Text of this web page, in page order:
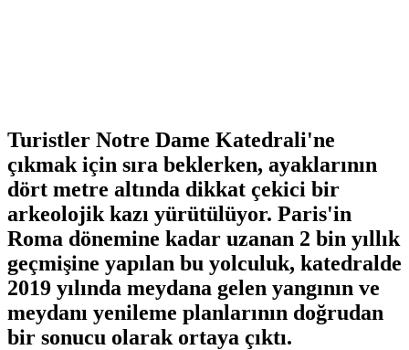
Turistler Notre Dame Katedrali'ne
çıkmak için sıra beklerken, ayaklarının
dört metre altında dikkat çekici bir
arkeolojik kazı yürütülüyor. Paris'in
Roma dönemine kadar uzanan 2 bin yıllık
geçmişine yapılan bu yolculuk, katedralde
2019 yılında meydana gelen yangının ve
meydanı yenileme planlarının doğrudan
bir sonucu olarak ortaya çıktı.